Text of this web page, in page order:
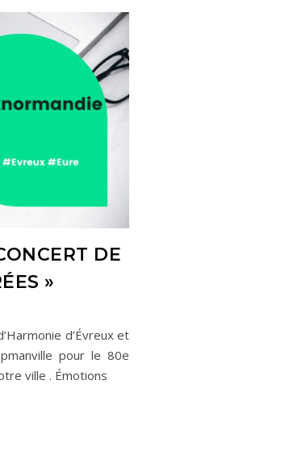
DE
»
d’Évreux et
pour le 80e
ville . Émotions